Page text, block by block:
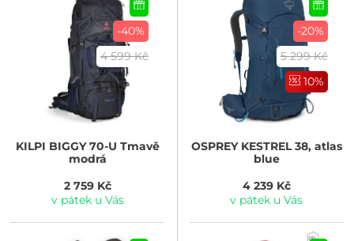
-40%
4 599 Kč
KILPI BIGGY 70-U Tmavě
modrá
2 759 Kč
v pátek u Vás
-20%
5 299 Kč
10%
OSPREYKESTREL 38, atlas
blue
4 239 Kč
v pátek u Vás